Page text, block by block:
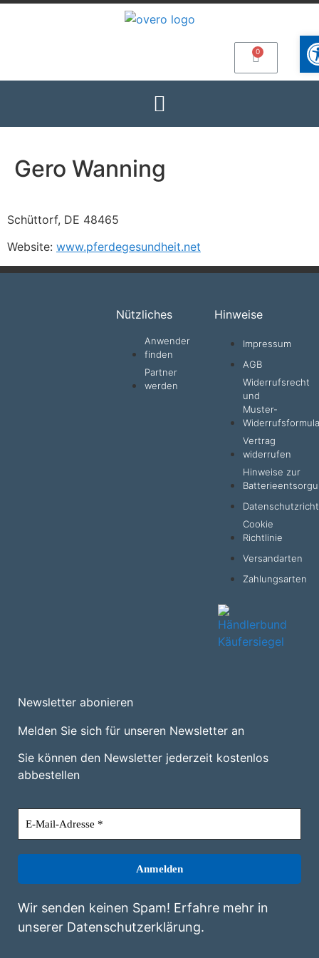
Gero Wanning
Schüttorf, DE 48465
Website: www.pferdegesundheit.net
Nützliches
Anwender
finden
Partner
werden
Hinweise
Impressum
AGB
Widerrufsrecht
und
Muster-
Vertrag
widerrufen
Hinweise zur
Cookie
Richtlinie
Versandarten
Zahlungsarten
Newsletter abonieren
Melden Sie sich für unseren Newsletter an
Sie können den Newsletter jederzeit kostenlos
abbestellen
Wir senden keinen Spam! Erfahre mehr in
unserer Datenschutzerklärung.